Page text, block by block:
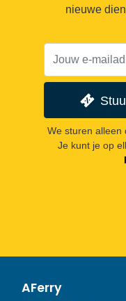
nieuwe
We sturen alleen
Je kunt je op
AFerry